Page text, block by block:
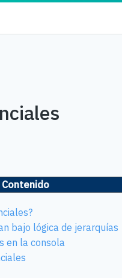
bajo lógica de jerarquías
en la consola